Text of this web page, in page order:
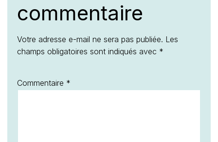
commentaire
Votre adresse e-mail ne sera pas publiée. Les
champs obligatoires sont indiqués avec *
Commentaire *